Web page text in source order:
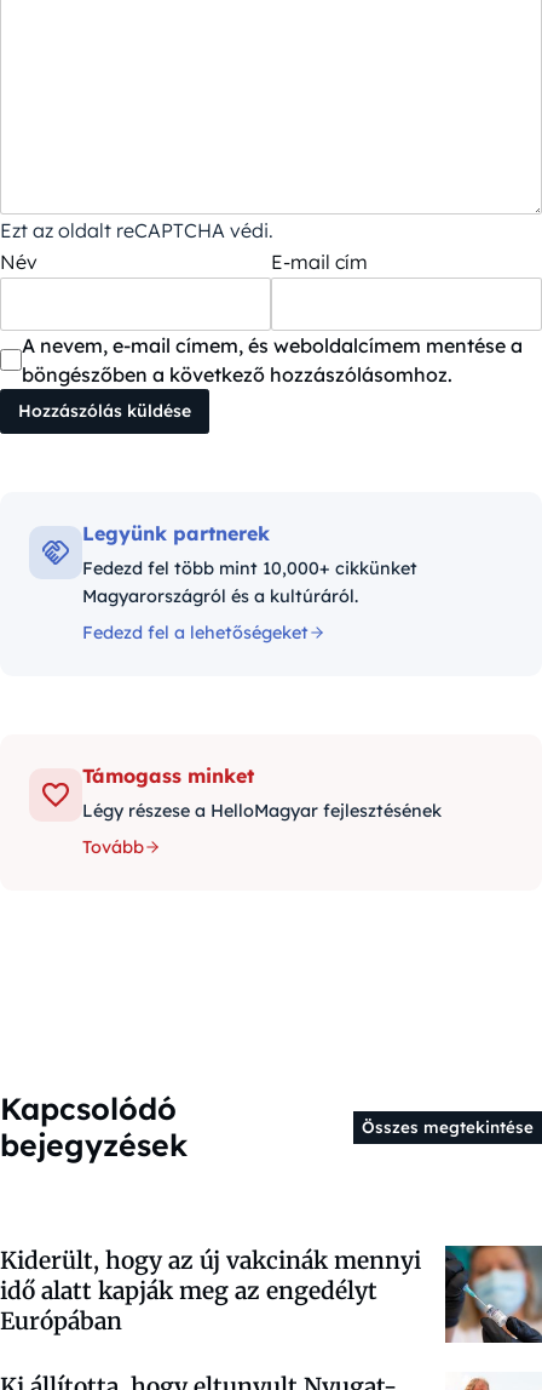
Ezt az oldalt reCAPTCHA védi.
Név
E-mail cím
A nevem, e-mail címem, és weboldalcímem mentése a
böngészőben a következő hozzászólásomhoz.
Legyünk partnerek
Fedezd fel több mint 10,000+ cikkünket
Magyarországról és a kultúráról.
Fedezd fel a lehetőségeket
Támogass minket
Légy részese a HelloMagyar fejlesztésének
Tovább
Kapcsolódó
bejegyzések
Összes megtekintése
Kiderült, hogy az új vakcinák mennyi
idő alatt kapják meg az engedélyt
Európában